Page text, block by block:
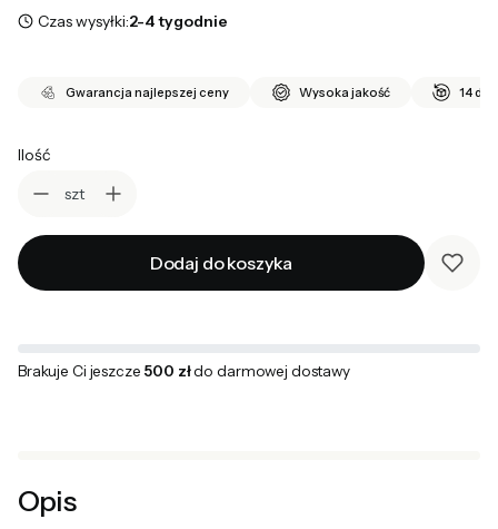
Czas wysyłki:2-4 tygodnie
Gwarancja najlepszej ceny Wysoka jakość 14 dni
Ilość
szt
Dodaj do koszyka
Brakuje Ci jeszcze 500 złdo darmowej dostawy
Opis